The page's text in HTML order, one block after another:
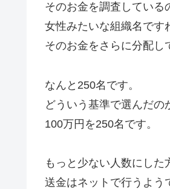
そのお金を調査している
女性みたいな組織名です
そのお金をさらに分配し
なんと250名です。
どういう基準で選んだの
100万円を250名です。
もっと少ない人数にした
送金はネットで行うよう